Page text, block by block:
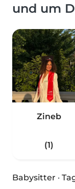
und um
Zineb
(1)
Babysitter ·